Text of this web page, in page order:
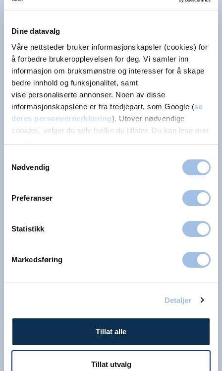
Dine datavalg
Våre nettsteder bruker informasjonskapsler (cookies) for
å forbedre brukeropplevelsen for deg. Vi samler inn
informasjon om bruksmønstre og interesser for å skape
bedre innhold og funksjonalitet, samt
vise personaliserte annonser. Noen av disse
informasjonskapslene er fra tredjepart, som Google (se
deres personvernerklæring). Utover nødvendige
cookies, velger du selv hvilke du tillater. Du kan lese mer
om Volvats bruk av cookies ivår personvernerklæring.
Nødvendig
Preferanser
Statistikk
Markedsføring
Detaljer
Tillat alle
Tillat utvalg
For alle du er glad i
Vi er her for hver enkelt kunde og pasient – i
de store øyeblikkene og i de vanskelige. Fysisk
og digitalt.
En halv million pasienter
bredden som skal til for å være nær i alle
siste.
trygg på at vi er her når du trenger oss.